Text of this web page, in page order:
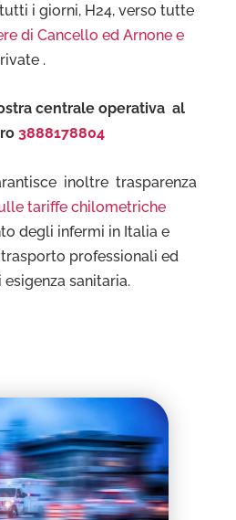
tutti i giorni, H24, verso tutte
di Cancello ed Arnone e
.
centrale operativa al
3888178804
inoltre trasparenza
tariffe chilometriche
degli infermi in Italia e
trasporto professionali ed
sanitaria.